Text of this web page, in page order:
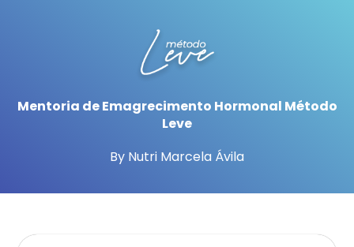
Mentoria de Emagrecimento Hormonal Método
Leve
By Nutri Marcela Ávila